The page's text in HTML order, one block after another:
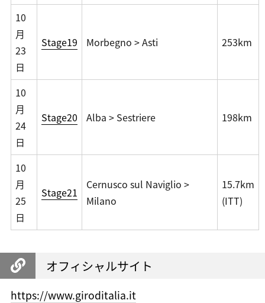
10
月
23
日
Stage19 Morbegno > Asti 253km
10
月
24
日
Stage20 Alba > Sestriere 198km
10
月
25
日
Stage21
Cernusco sul Naviglio >
Milano
15.7km
(ITT)
オフィシャルサイト
https://www.giroditalia.it